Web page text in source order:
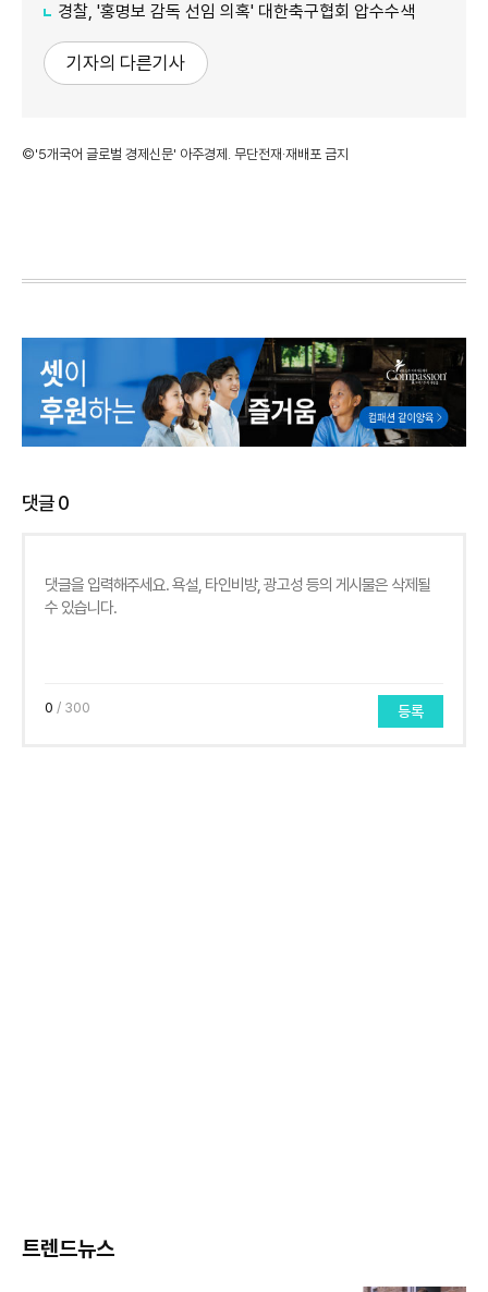
경찰, '홍명보 감독 선임 의혹' 대한축구협회 압수수색
기자의 다른기사
©'5개국어 글로벌 경제신문' 아주경제. 무단전재·재배포 금지
댓글0
0 / 300 등록
트렌드뉴스